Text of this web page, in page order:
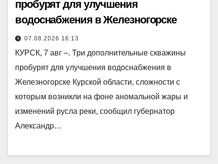
пробурят для улучшения
водоснабжения в Железногорске
07.08.2026 16:13
КУРСК, 7 авг –. Три дополнительные скважины
пробурят для улучшения водоснабжения в
Железногорске Курской области, сложности с
которым возникли на фоне аномальной жары и
изменений русла реки, сообщил губернатор
Александр…